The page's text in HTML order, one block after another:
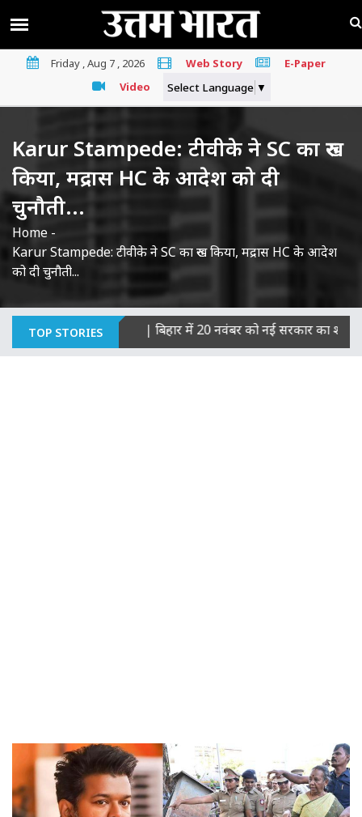
Friday , Aug 7 , 2026 Web Story
E-Paper
Video
Select Language ▼
Karur Stampede: टीवीके ने SC का रुख
किया, मद्रास HC के आदेश को दी
चुनौती...
Home -
Karur Stampede: टीवीके ने SC का रुख किया, मद्रास HC के आदेश
को दी चुनौती...
TOP STORIES
का माना दोषी|बिहार में 20 नवंबर को नई सरकार का शपथ ग्रहण,